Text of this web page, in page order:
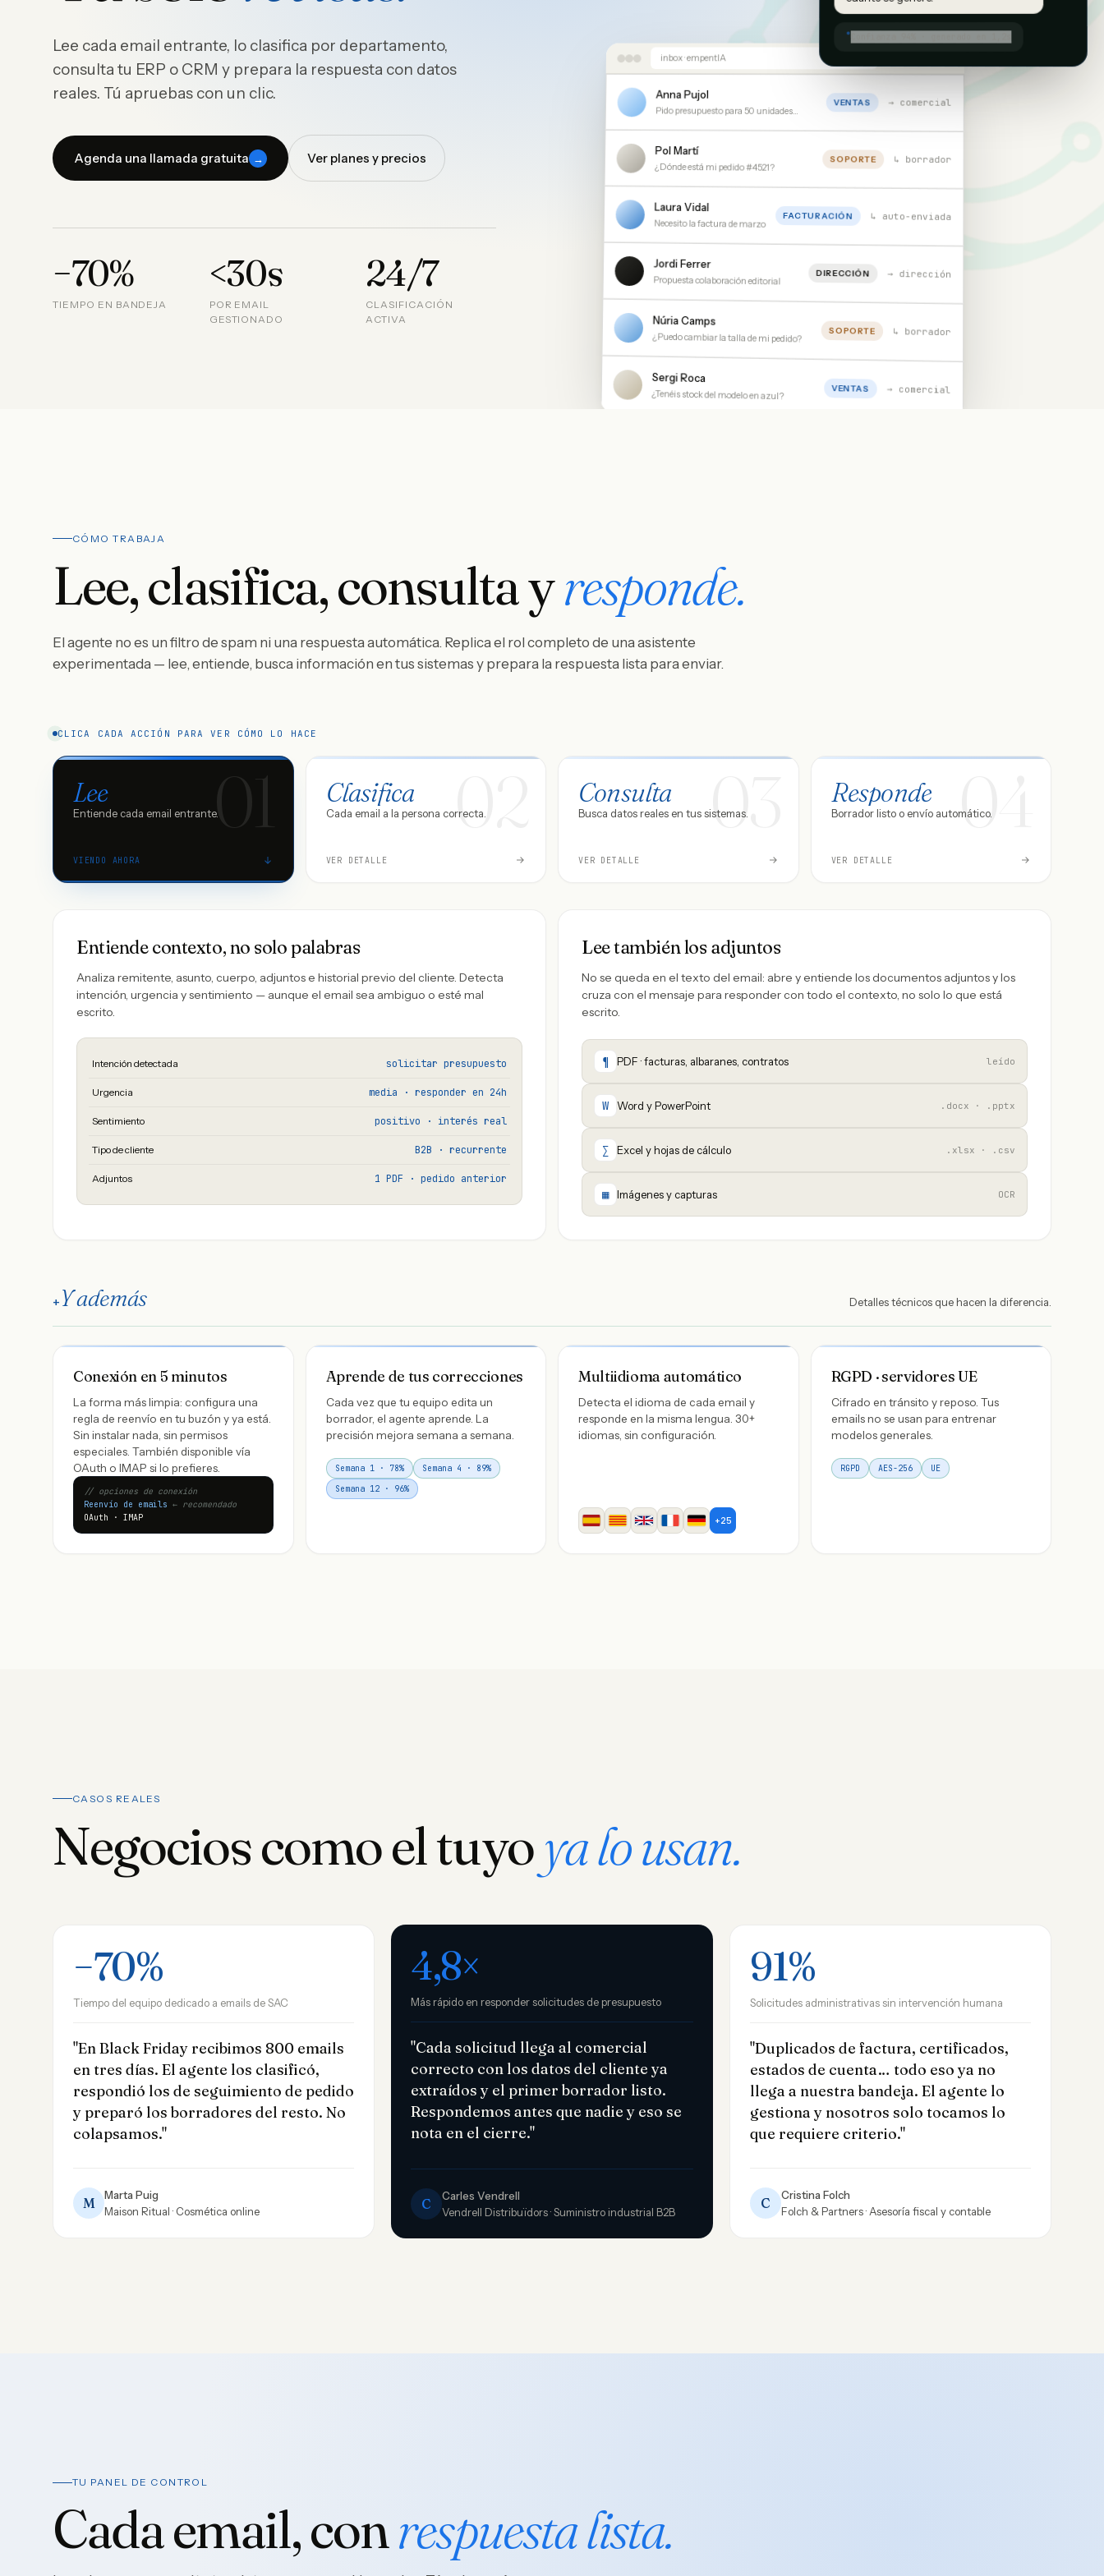
Lee cada email entrante, lo clasifica por departamento,
consulta tu ERP o CRM y prepara la respuesta con datos
reales. Tú apruebas con un clic.
Agenda una llamada gratuita → Ver planes y precios
−70%
TIEMPO EN BANDEJA
<30s
POR EMAIL
GESTIONADO
24/7
CLASIFICACIÓN
ACTIVA
inbox · empentIA
Anna Pujol
Pido presupuesto para 50 unidades…
VENTAS → comercial
Pol Martí
¿Dónde está mi pedido #4521?
SOPORTE ↳ borrador
Laura Vidal
Necesito la factura de marzo
FACTURACIÓN ↳ auto-enviada
Jordi Ferrer
Propuesta colaboración editorial
DIRECCIÓN → dirección
Núria Camps
¿Puedo cambiar la talla de mi pedido? SOPORTE ↳ borrador
Sergi Roca
¿Tenéis stock del modelo en azul? VENTAS → comercial
CÓMO TRABAJA
Lee, clasifica, consulta yresponde.
El agente no es un filtro de spam ni una respuesta automática. Replica el rol completo de una asistente
experimentada — lee, entiende, busca información en tus sistemas y prepara la respuesta lista para enviar.
CLICA CADA ACCIÓN PARA VER CÓMO LO HACE
01
Lee
Entiende cada email entrante.
VIENDO AHORA
02
Clasifica
Cada email a la persona correcta.
VER DETALLE
03
Consulta
Busca datos reales en tus sistemas.
VER DETALLE
04
Responde
Borrador listo o envío automático.
VER DETALLE
Entiende contexto, no solo palabras
Analiza remitente, asunto, cuerpo, adjuntos e historial previo del cliente. Detecta
intención, urgencia y sentimiento — aunque el email sea ambiguo o esté mal
escrito.
Intención detectada solicitar presupuesto
Urgencia media · responder en 24h
Sentimiento positivo · interés real
Tipo de cliente B2B · recurrente
Adjuntos 1 PDF · pedido anterior
Lee también los adjuntos
No se queda en el texto del email: abre y entiende los documentos adjuntos y los
cruza con el mensaje para responder con todo el contexto, no solo lo que está
escrito.
¶ PDF · facturas, albaranes, contratos leído
W Word y PowerPoint .docx · .pptx
∑ Excel y hojas de cálculo .xlsx · .csv
▦ Imágenes y capturas OCR
+ Y además Detalles técnicos que hacen la diferencia.
Conexión en 5 minutos
La forma más limpia: configura una
regla de reenvío en tu buzón y ya está.
Sin instalar nada, sin permisos
especiales. También disponible vía
OAuth o IMAP si lo prefieres.
// opciones de conexión
Reenvío de emails ← recomendado
OAuth · IMAP
Aprende de tus correcciones
Cada vez que tu equipo edita un
borrador, el agente aprende. La
precisión mejora semana a semana.
Semana 1 · 78%
Semana 4 · 89%
Semana 12 · 96%
Multiidioma automático
Detecta el idioma de cada email y
responde en la misma lengua. 30+
idiomas, sin configuración.
+25
RGPD · servidores UE
Cifrado en tránsito y reposo. Tus
emails no se usan para entrenar
modelos generales.
RGPD AES-256 UE
CASOS REALES
Negocios como el tuyoya lo usan.
−70%
Tiempo del equipo dedicado a emails de SAC
"En Black Friday recibimos 800 emails
en tres días. El agente los clasificó,
respondió los de seguimiento de pedido
y preparó los borradores del resto. No
colapsamos."
M
Marta Puig
Maison Ritual · Cosmética online
4,8×
Más rápido en responder solicitudes de presupuesto
"Cada solicitud llega al comercial
correcto con los datos del cliente ya
extraídos y el primer borrador listo.
Respondemos antes que nadie y eso se
nota en el cierre."
C
Carles Vendrell
Vendrell Distribuïdors · Suministro industrial B2B
91%
Solicitudes administrativas sin intervención humana
"Duplicados de factura, certificados,
estados de cuenta… todo eso ya no
llega a nuestra bandeja. El agente lo
gestiona y nosotros solo tocamos lo
que requiere criterio."
C
Cristina Folch
Folch & Partners · Asesoría fiscal y contable
TU PANEL DE CONTROL
Cada email, conrespuesta lista.